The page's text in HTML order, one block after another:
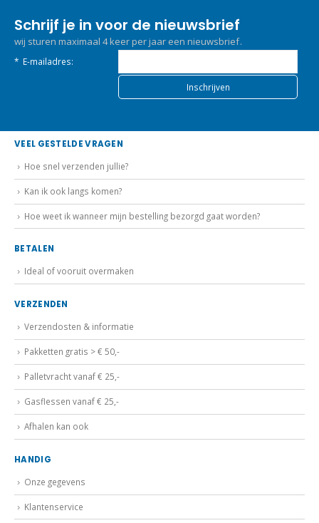
Schrijf je in voor de nieuwsbrief
wij sturen maximaal 4 keer per jaar een nieuwsbrief.
* E-mailadres:
VEEL GESTELDE VRAGEN
Hoe snel verzenden jullie?
Kan ik ook langs komen?
Hoe weet ik wanneer mijn bestelling bezorgd gaat worden?
BETALEN
Ideal of vooruit overmaken
VERZENDEN
Verzendosten & informatie
Pakketten gratis > € 50,-
Palletvracht vanaf € 25,-
Gasflessen vanaf € 25,-
Afhalen kan ook
HANDIG
Onze gegevens
Klantenservice